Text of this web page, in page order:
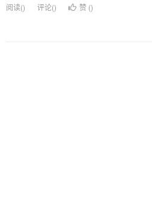
阅读() 评论() 赞 ()